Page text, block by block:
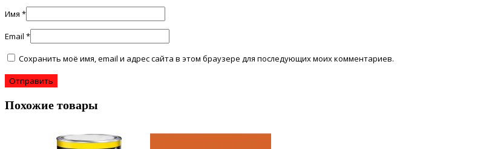
Имя *
Email *
Сохранить моё имя, email и адрес сайта в этом браузере для последующих моих комментариев.
Похожие товары